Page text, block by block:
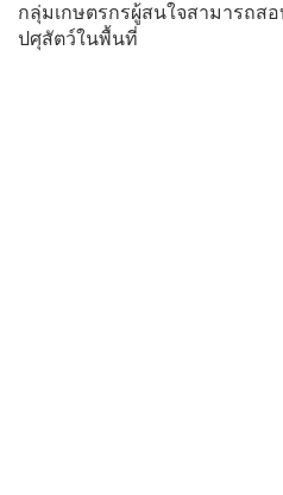
กลุ่มเกษตรกรผู้สนใจสามารถส
ปศุสัตว์ในพื้นที่